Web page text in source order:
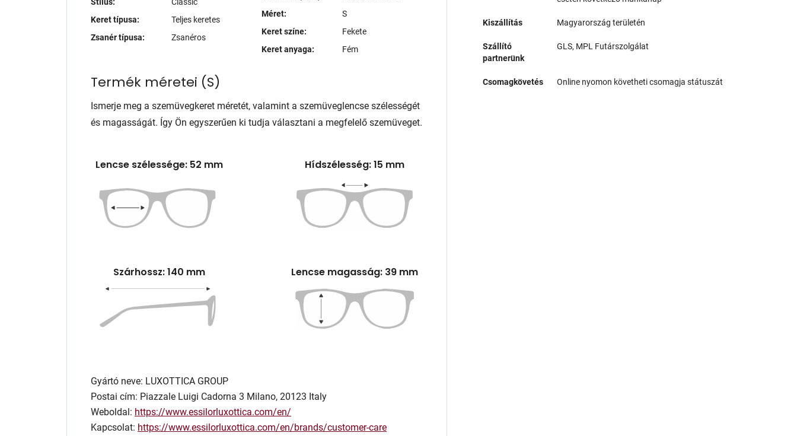
Keret típusa:
Teljes keretes
Zsanér típusa:
Zsanéros
Méret:
S
Keret színe:
Fekete
Keret anyaga:
Fém
Termék méretei (S)
Ismerje meg a szemüvegkeret méretét, valamint a szemüveglencse szélességét
és magasságát. Így Ön egyszerűen ki tudja választani a megfelelő szemüveget.
Lencse szélessége: 52 mm Hídszélesség: 15 mm
Szárhossz: 140 mm Lencse magasság: 39 mm
Gyártó neve: LUXOTTICA GROUP
Postai cím: Piazzale Luigi Cadorna 3 Milano, 20123 Italy
Weboldal: https://www.essilorluxottica.com/en/
Kapcsolat: https://www.essilorluxottica.com/en/brands/customer-care
Kiszállítás Magyarország területén
Szállító
partnerünk
GLS, MPL Futárszolgálat
Csomagkövetés Online nyomon követheti csomagja státuszát